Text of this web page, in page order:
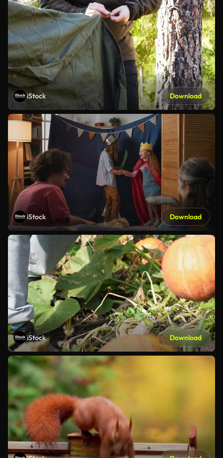
iStock Download
iStock Download
iStock Download